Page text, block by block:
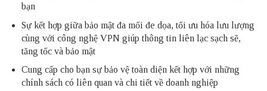
bạn
Sự kết hợp giữa bảo mật đa mối đe dọa, tối ưu hóa lưu lượng
cùng với công nghệ VPN giúp thông tin liên lạc sạch sẽ,
tăng tốc và bảo mật
Cung cấp cho bạn sự bảo vệ toàn diện kết hợp với những
chính sách có liên quan và chi tiết về doanh nghiệp